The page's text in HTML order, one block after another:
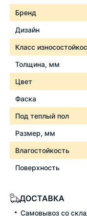
Характеристики
Бренд
Дизайн
Класс
Толщина, мм
Цвет
Фаска
Под теплый пол
Размер, мм
Влагостойкость
Поверхность
ДОСТАВКА
Самовывоз со